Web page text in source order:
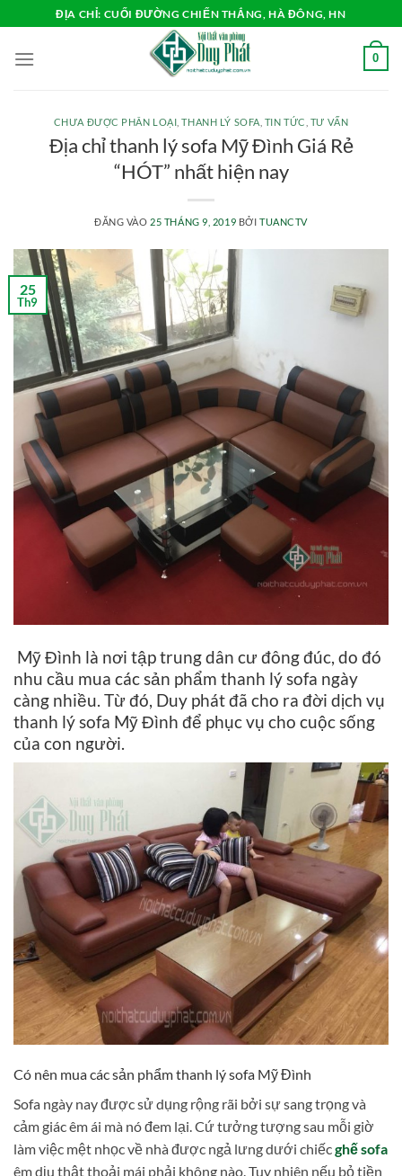
qua
nội
ĐỊA CHỈ: CUỐI ĐƯỜNG CHIẾN THẮNG, HÀ ĐÔNG, HN
0
CHƯA ĐƯỢC PHÂN LOẠI ,THANH LÝ SOFA TIN TỨC TƯ VẤN
Địa chỉ thanh lý sofa Mỹ Đình Giá Rẻ
“HÓT” nhất hiện nay
ĐĂNG VÀO 25 THÁNG 9, 2019 BỞI TUANCTV
25
Th9
Mỹ Đình là nơi tập trung dân cư đông đúc, do đó
nhu cầu mua các sản phẩm thanh lý sofa ngày
càng nhiều. Từ đó, Duy phát đã cho ra đời dịch vụ
thanh lý sofa Mỹ Đình để phục vụ cho cuộc sống
của con người.
Có nên mua các sản phẩm thanh lý sofa Mỹ Đình
Sofa ngày nay được sử dụng rộng rãi bởi sự sang trọng và
cảm giác êm ái mà nó đem lại. Cứ tưởng tượng sau mỗi giờ
làm việc mệt nhọc về nhà được ngả lưng dưới chiếcghế sofa
êm dịu thật thoải mái phải không nào. Tuy nhiên nếu bỏ tiền